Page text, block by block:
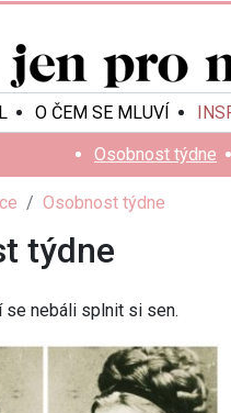
O ČEM SE MLUVÍ
Osobnost týdne
Osobnost týdne
týdne
se nebáli splnit si sen.